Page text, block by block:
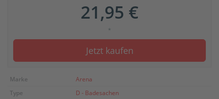
21,95 €
*
Jetzt kaufen
Marke
Arena
Type
D - Badesachen